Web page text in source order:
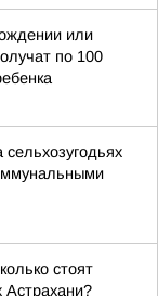
или
по 100
сельхозугодьях
стоят